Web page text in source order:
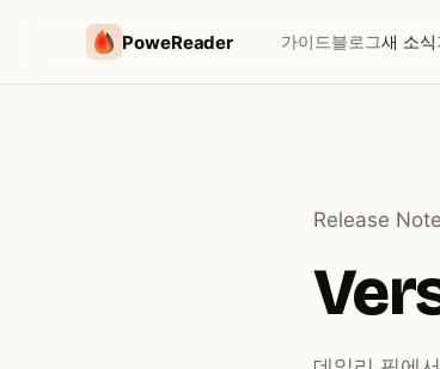
PoweReader 가이드블로그새 소식
Release